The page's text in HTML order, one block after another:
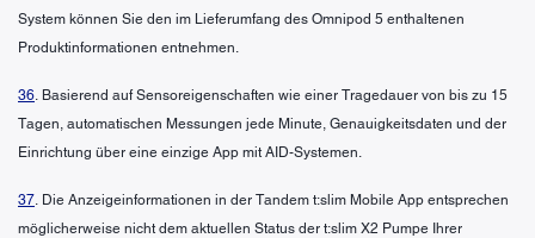
System können Sie den im Lieferumfang des Omnipod 5 enthaltenen
Produktinformationen entnehmen.
36. Basierend auf Sensoreigenschaften wie einer Tragedauer von bis zu 15
Tagen, automatischen Messungen jede Minute, Genauigkeitsdaten und der
Einrichtung über eine einzige App mit AID-Systemen.
37. Die Anzeigeinformationen in der Tandem t:slim Mobile App entsprechen
möglicherweise nicht dem aktuellen Status der t:slim X2 Pumpe Ihrer